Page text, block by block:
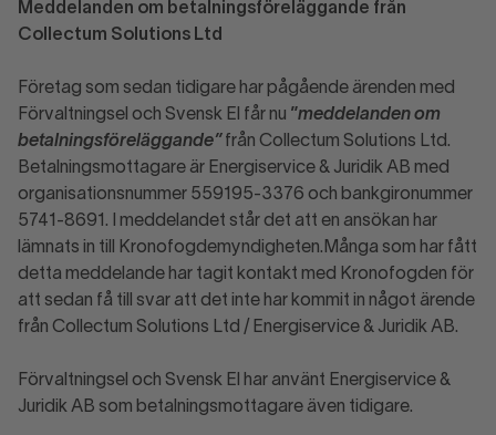
Meddelanden om betalningsföreläggande från
Collectum Solutions Ltd
Företag som sedan tidigare har pågående ärenden med
Förvaltningsel och Svensk El får nu ”meddelanden om
betalningsföreläggande” från Collectum Solutions Ltd.
Betalningsmottagare är Energiservice & Juridik AB med
organisationsnummer 559195-3376 och bankgironummer
5741-8691. I meddelandet står det att en ansökan har
lämnats in till Kronofogdemyndigheten.Många som har fått
detta meddelande har tagit kontakt med Kronofogden för
att sedan få till svar att det inte har kommit in något ärende
från Collectum Solutions Ltd / Energiservice & Juridik AB.
Förvaltningsel och Svensk El har använt Energiservice &
Juridik AB som betalningsmottagare även tidigare.